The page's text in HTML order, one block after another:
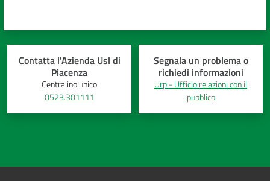
Contatta l'Azienda Usl di
Piacenza
Centralino unico
0523.301111
Segnala un problema o
richiedi informazioni
Urp - Ufficio relazioni con il
pubblico